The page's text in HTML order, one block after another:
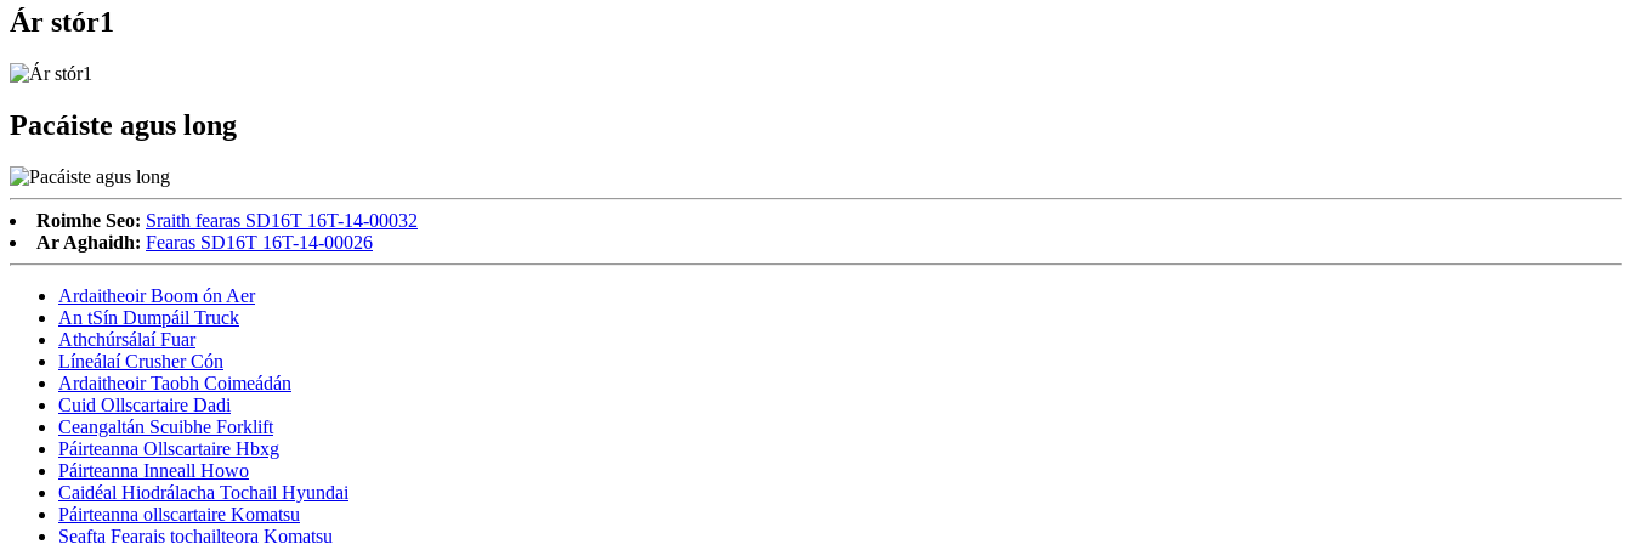
Ár stór1
Pacáiste agus long
Roimhe Seo: Sraith fearas SD16T 16T-14-00032
Ar Aghaidh: Fearas SD16T 16T-14-00026
Ardaitheoir Boom ón Aer
An tSín Dumpáil Truck
Athchúrsálaí Fuar
Líneálaí Crusher Cón
Ardaitheoir Taobh Coimeádán
Cuid Ollscartaire Dadi
Ceangaltán Scuibhe Forklift
Páirteanna Ollscartaire Hbxg
Páirteanna Inneall Howo
Caidéal Hiodrálacha Tochail Hyundai
Páirteanna ollscartaire Komatsu
Seafta Fearais tochailteora Komatsu